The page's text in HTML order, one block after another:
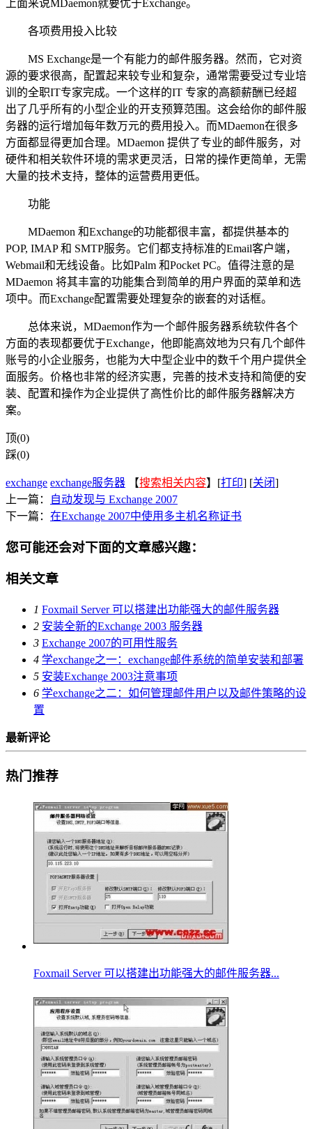
上面来说MDaemon就要优于Exchange。
各项费用投入比较
MS Exchange是一个有能力的邮件服务器。然而，它对资
源的要求很高，配置起来较专业和复杂，通常需要受过专业培
训的全职IT专家完成。一个这样的IT 专家的高额薪酬已经超
出了几乎所有的小型企业的开支预算范围。这会给你的邮件服
务器的运行增加每年数万元的费用投入。而MDaemon在很多
方面都显得更加合理。MDaemon 提供了专业的邮件服务，对
硬件和相关软件环境的需求更灵活，日常的操作更简单，无需
大量的技术支持，整体的运营费用更低。
功能
MDaemon 和Exchange的功能都很丰富，都提供基本的
POP, IMAP 和 SMTP服务。它们都支持标准的Email客户端，
Webmail和无线设备。比如Palm 和Pocket PC。值得注意的是
MDaemon 将其丰富的功能集合到简单的用户界面的菜单和选
项中。而Exchange配置需要处理复杂的嵌套的对话框。
总体来说，MDaemon作为一个邮件服务器系统软件各个
方面的表现都要优于Exchange，他即能高效地为只有几个邮件
账号的小企业服务，也能为大中型企业中的数千个用户提供全
面服务。价格也非常的经济实惠，完善的技术支持和简便的安
装、配置和操作为企业提供了高性价比的邮件服务器解决方
案。
顶(0)
踩(0)
exchange exchange服务器 【搜索相关内容】[打印] [关闭]
上一篇：
自动发现与 Exchange 2007
下一篇： 在Exchange 2007中使用多主机名称证书
您可能还会对下面的文章感兴趣：
相关文章
1 Foxmail Server 可以搭建出功能强大的邮件服务器
2 安装全新的Exchange 2003 服务器
3 Exchange 2007的可用性服务
4 学exchange之一：exchange邮件系统的简单安装和部署
5 安装Exchange 2003注意事项
6 学exchange之二：如何管理邮件用户以及邮件策略的设
置
最新评论
热门推荐
Foxmail Server 可以搭建出功能强大的邮件服务器...